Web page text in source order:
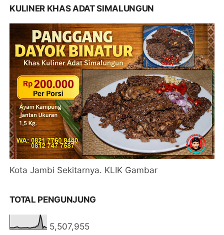
KULINER KHAS ADAT SIMALUNGUN
Kota Jambi Sekitarnya. KLIK Gambar
TOTAL PENGUNJUNG
5,507,955